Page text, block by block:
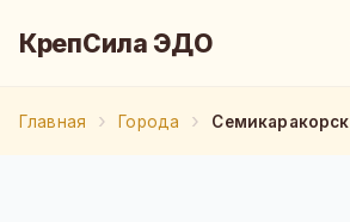
КрепСила ЭДО
Главная Города Семикаракорск